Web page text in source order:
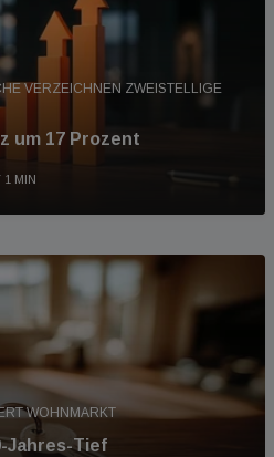
VERZEICHNEN ZWEISTELLIGE
um 17 Prozent
1 MIN
WOHNMARKT
Jahres-Tief